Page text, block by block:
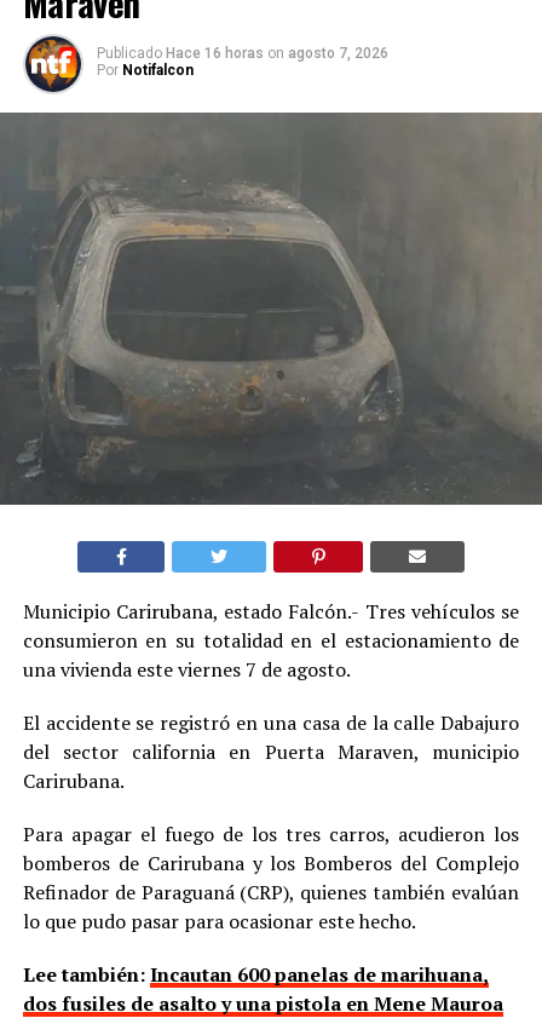
Publicado Hace 16 horas on agosto 7, 2026
Por Notifalcon
Municipio Carirubana, estado Falcón.- Tres vehículos se
consumieron en su totalidad en el estacionamiento de
una vivienda este viernes 7 de agosto.
El accidente se registró en una casa de la calle Dabajuro
del sector california en Puerta Maraven, municipio
Carirubana.
Para apagar el fuego de los tres carros, acudieron los
bomberos de Carirubana y los Bomberos del Complejo
Refinador de Paraguaná (CRP), quienes también evalúan
lo que pudo pasar para ocasionar este hecho.
Lee también:Incautan 600 panelas de marihuana,
dos fusiles de asalto y una pistola en Mene Mauroa